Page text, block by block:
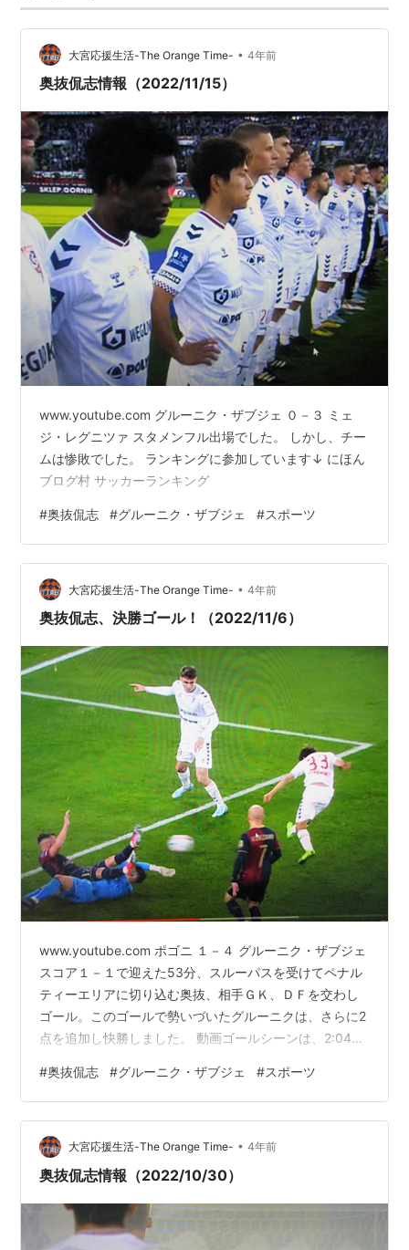
大宮応援生活-The Orange Time- • 4年前
奥抜侃志情報（2022/11/15）
www.youtube.com グルーニク・ザブジェ ０－３ ミェ
ジ・レグニツァ スタメンフル出場でした。 しかし、チー
ムは惨敗でした。 ランキングに参加しています↓ にほん
ブログ村 サッカーランキング
#奥抜侃志 #グルーニク・ザブジェ #スポーツ
大宮応援生活-The Orange Time- • 4年前
奥抜侃志、決勝ゴール！（2022/11/6）
www.youtube.com ポゴニ １－４ グルーニク・ザブジェ
スコア１－１で迎えた53分、スルーパスを受けてペナル
ティーエリアに切り込む奥抜、相手ＧＫ、ＤＦを交わし
ゴール。このゴールで勢いづいたグルーニクは、さらに2
点を追加し快勝しました。 動画ゴールシーンは、2:04あ
カーランキング
#奥抜侃志 #グルーニク・ザブジェ #スポーツ
大宮応援生活-The Orange Time- • 4年前
奥抜侃志情報（2022/10/30）